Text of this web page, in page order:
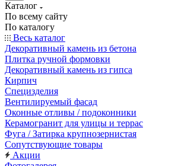
Каталог
По всему сайту
По каталогу
Весь каталог
Декоративный камень из бетона
Плитка ручной формовки
Декоративный камень из гипса
Кирпич
Специзделия
Вентилируемый фасад
Оконные отливы / подоконники
Керамогранит для улицы и террас
Фуга / Затирка крупнозернистая
Сопутствующие товары
Акции